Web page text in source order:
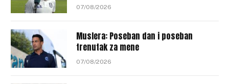
07/08/2026
Muslera: Poseban dan i poseban
trenutak za mene
07/08/2026